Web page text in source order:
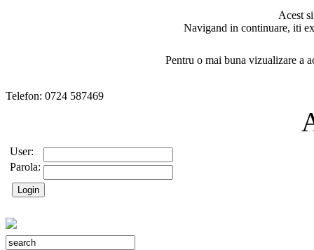
Acest
Navigand in continuare, iti
Pentru o mai buna vizualizare a
Telefon: 0724 587469
User:
Parola: